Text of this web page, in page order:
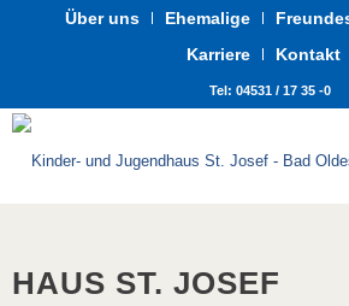
Über uns Ehemalige
Karriere
Kontakt
Tel: 04531 / 17 35 -0
HAUS ST. JOSEF